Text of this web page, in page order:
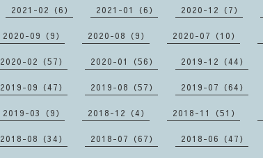
2021-02（6） 2021-01（6） 2020-12（7）
2020-09（9） 2020-08（9） 2020-07（10）
2020-02（57） 2020-01（56） 2019-12（44）
2019-09（47） 2019-08（57） 2019-07（64）
2019-03（9） 2018-12（4） 2018-11（51）
2018-08（34） 2018-07（67） 2018-06（47）